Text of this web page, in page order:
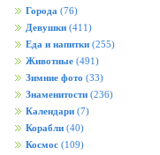
Города (76)
Девушки (411)
Еда и напитки (255)
Животные (491)
Зимние фото (33)
Знаменитости (236)
Календари (7)
Корабли (40)
Космос (109)